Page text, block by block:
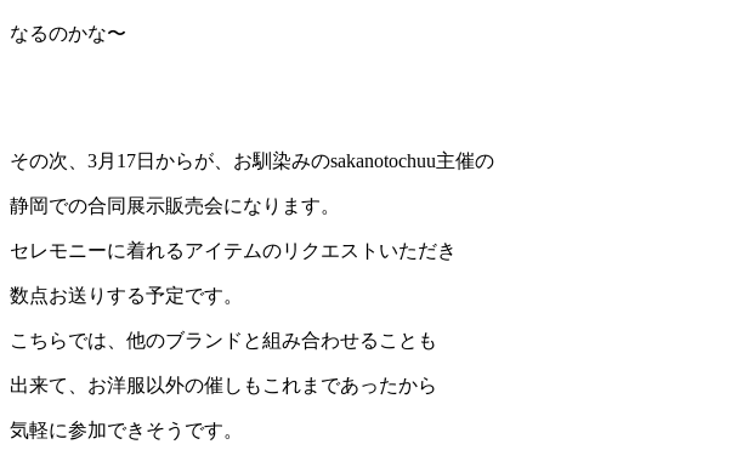
なるのかな〜
その次、3月17日からが、お馴染みのsakanotochuu主催の
静岡での合同展示販売会になります。
セレモニーに着れるアイテムのリクエストいただき
数点お送りする予定です。
こちらでは、他のブランドと組み合わせることも
出来て、お洋服以外の催しもこれまであったから
気軽に参加できそうです。